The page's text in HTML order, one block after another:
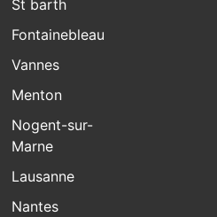
St barth
Fontainebleau
Vannes
Menton
Nogent-sur-
Marne
Lausanne
Nantes